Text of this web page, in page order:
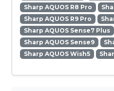
Sharp AQUOS R8 Pro
Sharp AQUOS R9 Pro
Sharp AQUOS Sense7 Plus
Sharp AQUOS Sense9
Sharp AQUOS Wish5